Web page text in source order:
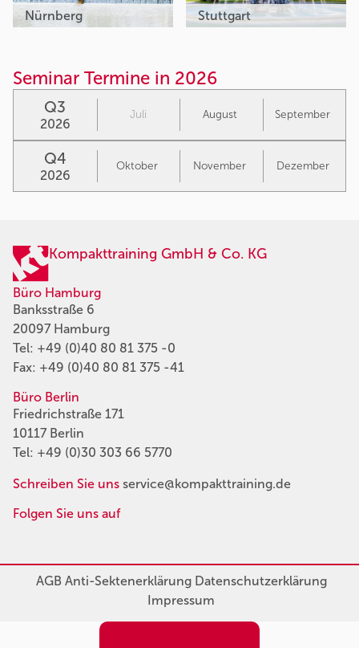
Nürnberg Stuttgart
Seminar Termine in 2026
Q3
2026
Juli August September
Q4
2026
Oktober November Dezember
Kompakttraining GmbH & Co. KG
Büro Hamburg
Banksstraße 6
20097 Hamburg
Tel: +49 (0)40 80 81 375 -0
Fax: +49 (0)40 80 81 375 -41
Büro Berlin
Friedrichstraße 171
10117 Berlin
Tel: +49 (0)30 303 66 5770
Schreiben Sie uns service@kompakttraining.de
Folgen Sie uns auf
AGBAnti-SektenerklärungDatenschutzerklärung
Impressum